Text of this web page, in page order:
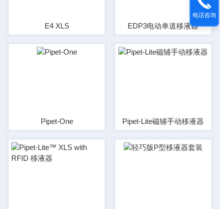
E4 XLS EDP3电动单道移液器
Pipet-One Pipet-Lite磁辅手动移液器
电话咨询